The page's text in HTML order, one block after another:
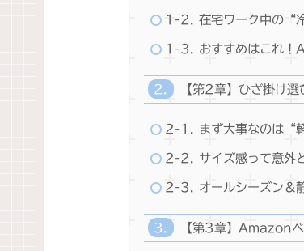
1-2. 在宅ワーク中の“
1-3. おすすめはこれ！
【第2章】ひざ掛け
2-1. まず大事なのは“
2-2. サイズ感って意外
2-3. オールシーズン＆
【第3章】Amazon